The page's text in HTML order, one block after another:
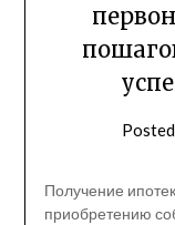
Получение
приобретению